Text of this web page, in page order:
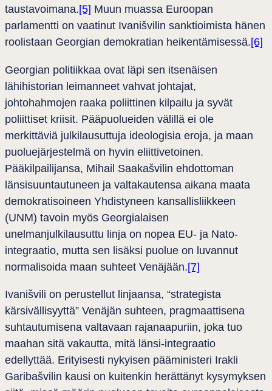
taustavoimana.[5] Muun muassa Euroopan
parlamentti on vaatinut Ivanišvilin sanktioimista hänen
roolistaan Georgian demokratian heikentämisessä.[6]
Georgian politiikkaa ovat läpi sen itsenäisen
lähihistorian leimanneet vahvat johtajat,
johtohahmojen raaka poliittinen kilpailu ja syvät
poliittiset kriisit. Pääpuolueiden välillä ei ole
merkittäviä julkilausuttuja ideologisia eroja, ja maan
puoluejärjestelmä on hyvin eliittivetoinen.
Pääkilpailijansa, Mihail Saakašvilin ehdottoman
länsisuuntautuneen ja valtakautensa aikana maata
demokratisoineen Yhdistyneen kansallisliikkeen
(UNM) tavoin myös Georgialaisen
unelmanjulkilausuttu linja on nopea EU- ja Nato-
integraatio, mutta sen lisäksi puolue on luvannut
normalisoida maan suhteet Venäjään.[7]
Ivanišvili on perustellut linjaansa, “strategista
kärsivällisyyttä” Venäjän suhteen, pragmaattisena
suhtautumisena valtavaan rajanaapuriin, joka tuo
maahan sitä vakautta, mitä länsi-integraatio
edellyttää. Erityisesti nykyisen pääministeri Irakli
Garibašvilin kausi on kuitenkin herättänyt kysymyksen